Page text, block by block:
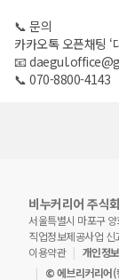
📞 문의
카카오톡 오픈채팅 ‘
📧
📞 070-8800-4143
비누커리어 주식
서울특별시 마포구
직업정보제공사업
이용약관
개인정
© 에브리커리어(